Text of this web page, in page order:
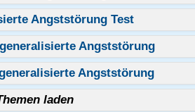
Angststörung Test
Angststörung
Angststörung
laden